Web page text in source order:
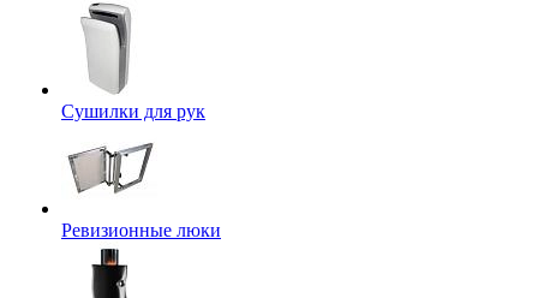
Сушилки для рук
Ревизионные люки